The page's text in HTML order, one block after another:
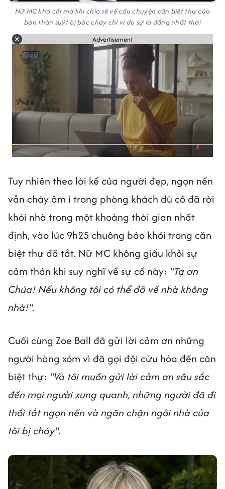
Nữ MC khá cởi mở khi chia sẻ về câu chuyện căn biệt thự của
bản thân suýt bị bốc cháy chỉ vì do sự lơ đãng nhất thời
Advertisement
Tuy nhiên theo lời kể của người đẹp, ngọn nến
vẫn cháy âm ỉ trong phòng khách dù cô đã rời
khỏi nhà trong một khoảng thời gian nhất
định, vào lúc 9h25 chuông báo khói trong căn
biệt thự đã tắt. Nữ MC không giấu khỏi sự
cảm thán khi suy nghĩ về sự cố này: "Tạ ơn
Chúa! Nếu không tôi có thể đã về nhà không
nhà!".
Cuối cùng Zoe Ball đã gửi lời cảm ơn những
người hàng xóm vì đã gọi đội cứu hỏa đến căn
biệt thự: "Và tôi muốn gửi lời cảm ơn sâu sắc
đến mọi người xung quanh, những người đã đi
thổi tắt ngọn nến và ngăn chặn ngôi nhà của
tôi bị cháy".